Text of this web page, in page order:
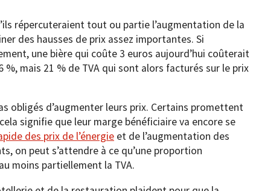
répercuteraient tout ou partie l’augmentation de la
des hausses de prix assez importantes. Si
une bière qui coûte 3 euros aujourd’hui coûterait
%, mais 21 % de TVA qui sont alors facturés sur le prix
obligés d’augmenter leurs prix. Certains promettent
signifie que leur marge bénéficiaire va encore se
des prix de l’énergie et de l’augmentation des
on peut s’attendre à ce qu’une proportion
moins partiellement la TVA.